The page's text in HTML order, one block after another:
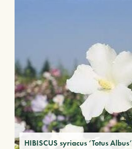
HIBISCUS syriacus ‘Totus Albus’